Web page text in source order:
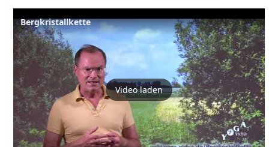
Bergkristallkette
Video laden